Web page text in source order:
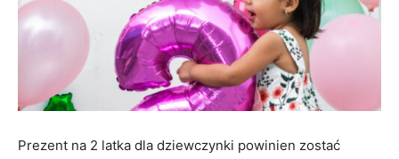
Prezent na 2 latka dla dziewczynki powinien zostać